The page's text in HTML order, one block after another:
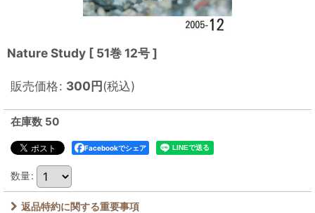
Nature Study [ 51巻 12号 ]
販売価格: 300円(税込)
在庫数 50
Facebookでシェア
数量:
返品特約に関する重要事項